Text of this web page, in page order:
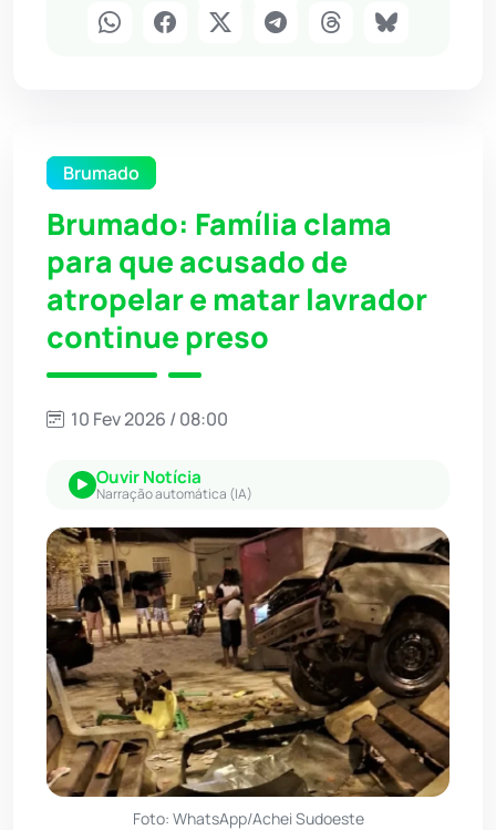
Brumado
Brumado: Família clama
para que acusado de
atropelar e matar lavrador
continue preso
10 Fev 2026 / 08:00
Ouvir Notícia
Narração automática (IA)
Foto: WhatsApp/Achei Sudoeste